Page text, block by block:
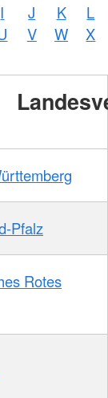
I J K
L
V W
X
Pfalz
Rotes